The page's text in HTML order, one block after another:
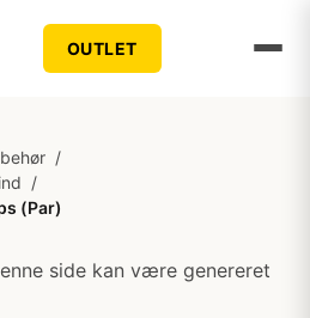
OUTLET
/
/
(Par)
side kan være genereret